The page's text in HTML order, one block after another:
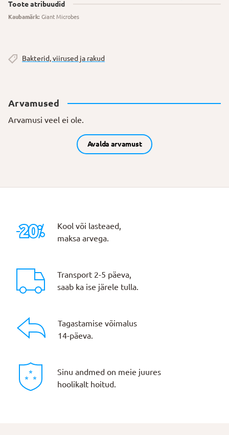
Toote atribuudid
Kaubamärk: Giant Microbes
Bakterid, viirused ja rakud
Arvamused
Arvamusi veel ei ole.
Avalda arvamust
Kool või lasteaed,
maksa arvega.
Transport 2-5 päeva,
saab ka ise järele tulla.
Tagastamise võimalus
14-päeva.
Sinu andmed on meie juures
hoolikalt hoitud.